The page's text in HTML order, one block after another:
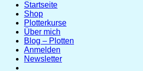
Startseite
Shop
Plotterkurse
Über mich
Blog – Plotten
Anmelden
Newsletter